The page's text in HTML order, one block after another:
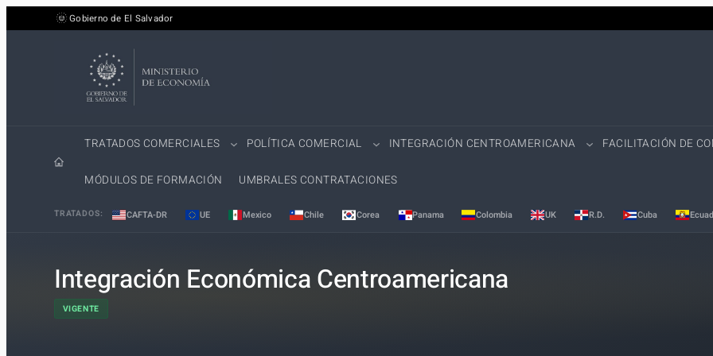
Gobierno de El Salvador
TRATADOS COMERCIALES POLÍTICA COMERCIAL INTEGRACIÓN CENTROAMERICANA FACILITACIÓN DE
MÓDULOS DE FORMACIÓN UMBRALES CONTRATACIONES
TRATADOS: CAFTA-DR UE Mexico Chile Corea Panama Colombia UK R.D. Cuba
Integración Económica Centroamericana
VIGENTE